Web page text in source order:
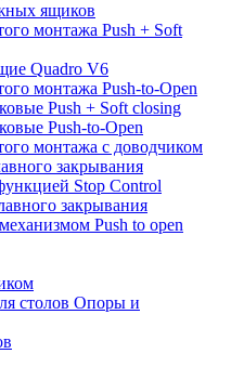
ящиков
монтажа Push + Soft
Quadro V6
монтажа Push-to-Open
Push + Soft closing
Push-to-Open
монтажа с доводчиком
закрывания
Stop Control
закрывания
Push to open
Опоры и